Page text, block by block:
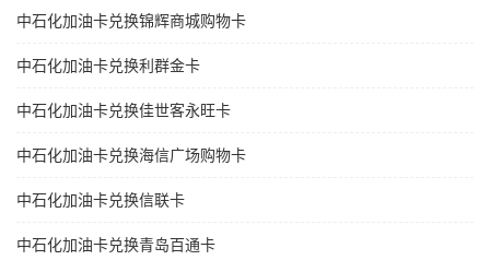
中石化加油卡兑换锦辉商城购物卡
中石化加油卡兑换利群金卡
中石化加油卡兑换佳世客永旺卡
中石化加油卡兑换海信广场购物卡
中石化加油卡兑换信联卡
中石化加油卡兑换青岛百通卡